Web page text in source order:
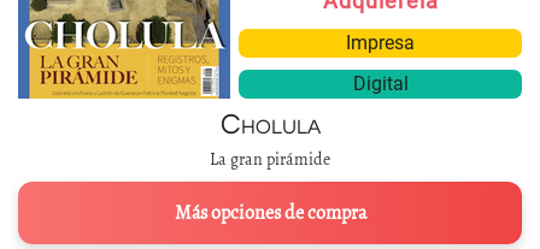
Impresa
Digital
Cholula
La gran pirámide
Más opciones de compra